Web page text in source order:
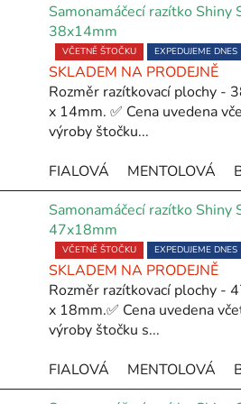
Samonamáčecí razítko Shiny
38x14mm
Průměrné
hodnocení
produktu
je
5,0
5
hvězdiček.
VČETNĚ ŠTOČKU EXPEDUJEME DNES
SKLADEM NA PRODEJNĚ
Rozměr razítkovací plochy -
x 14mm. ✅ Cena uvedena
výroby štočku...
FIALOVÁ
MENTOLOVÁ
Samonamáčecí razítko Shiny
47x18mm
Průměrné
hodnocení
produktu
je
5,0
5
hvězdiček.
VČETNĚ ŠTOČKU EXPEDUJEME DNES
SKLADEM NA PRODEJNĚ
Rozměr razítkovací plochy -
x 18mm.✅ Cena uvedena
výroby štočku s...
FIALOVÁ
MENTOLOVÁ